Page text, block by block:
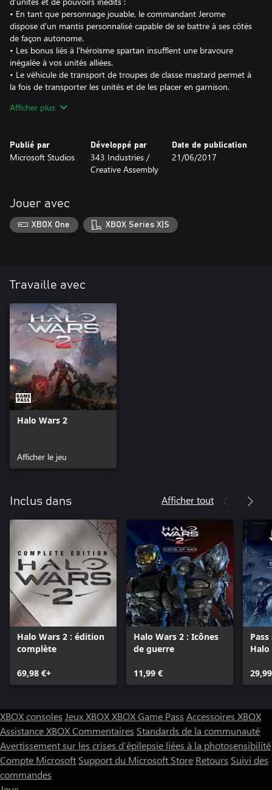
• En tant que personnage jouable, le commandant Jerome
dispose d'un mantis personnalisé capable de se battre à ses côtés
de façon autonome.
• Les bonus liés à l'héroïsme spartan insufflent une bravoure
inégalée à vos unités alliées.
• Le véhicule de transport de troupes de classe mastard permet à
la fois de transporter les unités et de les placer en garnison.
trois Spartans supplémentaires de l'équipe Oméga.
Afficher plus
Publié par
Microsoft Studios
Développé par
343 Industries /
Creative Assembly
Date de publication
21/06/2017
Jouer avec
XBOX One XBOX Series X|S
Travaille avec
Halo Wars 2
Afficher le jeu
Inclus dans Afficher tout
Halo Wars 2 : édition
complète
69,98 €+
Halo Wars 2 : Icônes
de guerre
11,99 €
Halo
XBOX consoles Jeux XBOXXBOX Game Pass Accessoires XBOX
Assistance XBOXCommentaires Standards de la communauté
Avertissement sur les crises d’épilepsie liées à la photosensibilité
Compte Microsoft Support du Microsoft Store Retours Suivi des
commandes